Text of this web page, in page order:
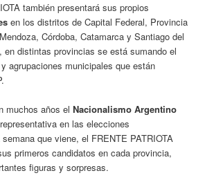
también presentará sus propios
en los distritos de Capital Federal, Provincia
Córdoba, Catamarca y Santiago del
en distintas provincias se está sumando el
agrupaciones municipales que están
muchos años elNacionalismo Argentino
en las elecciones
que viene, el FRENTE PATRIOTA
primeros candidatos en cada provincia,
figuras y sorpresas.